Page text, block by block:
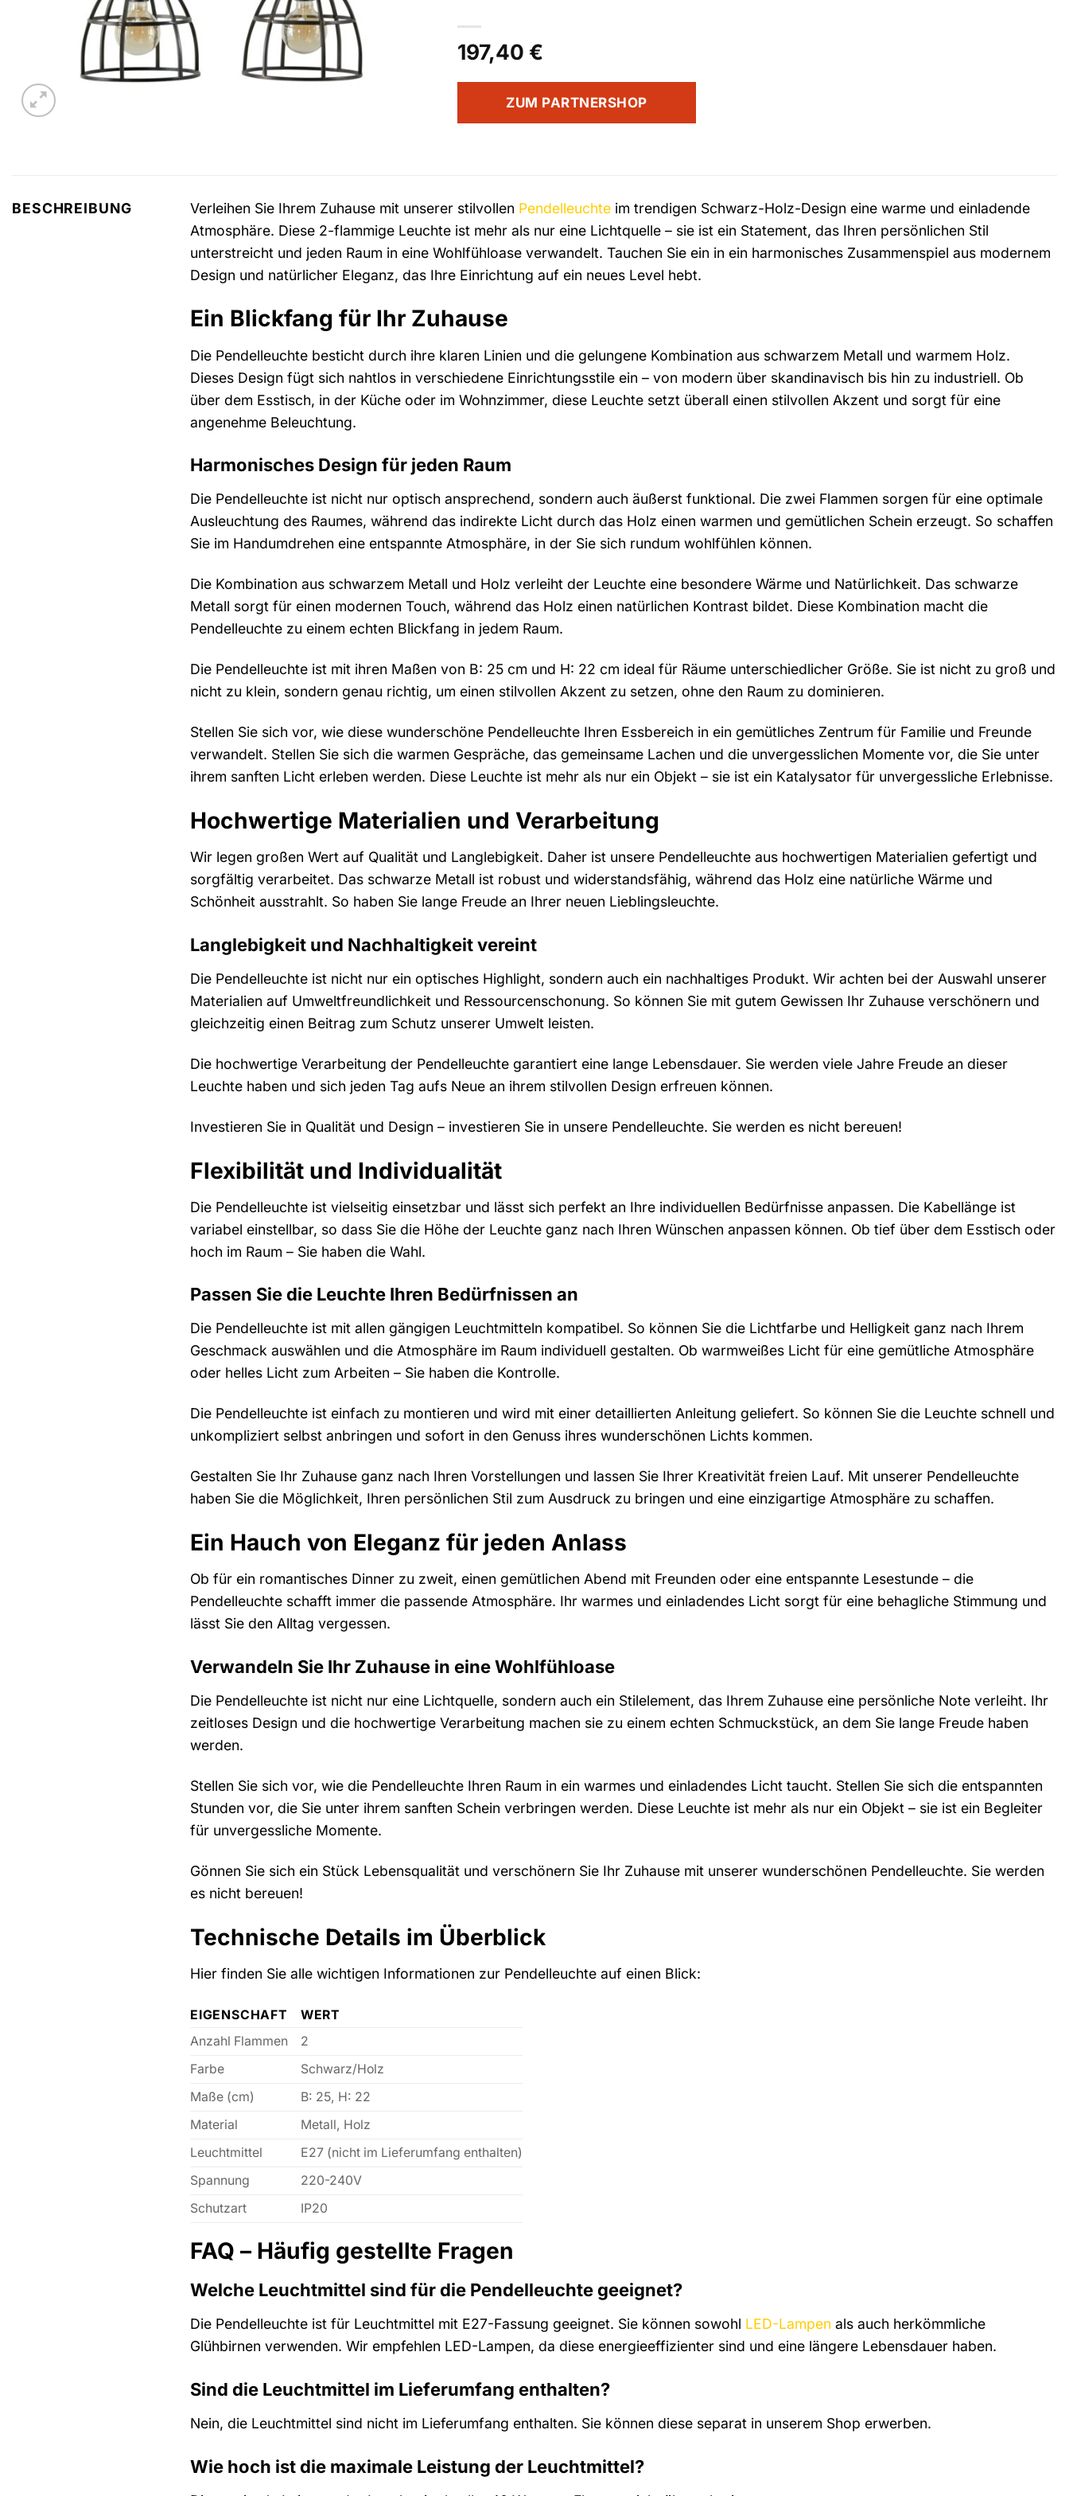
197,40 €
ZUM PARTNERSHOP
BESCHREIBUNG Verleihen Sie Ihrem Zuhause mit unserer stilvollen Pendelleuchte im trendigen Schwarz-Holz-Design eine warme und einladende
Atmosphäre. Diese 2-flammige Leuchte ist mehr als nur eine Lichtquelle – sie ist ein Statement, das Ihren persönlichen Stil
unterstreicht und jeden Raum in eine Wohlfühloase verwandelt. Tauchen Sie ein in ein harmonisches Zusammenspiel aus modernem
Design und natürlicher Eleganz, das Ihre Einrichtung auf ein neues Level hebt.
Ein Blickfang für Ihr Zuhause
Die Pendelleuchte besticht durch ihre klaren Linien und die gelungene Kombination aus schwarzem Metall und warmem Holz.
Dieses Design fügt sich nahtlos in verschiedene Einrichtungsstile ein – von modern über skandinavisch bis hin zu industriell. Ob
über dem Esstisch, in der Küche oder im Wohnzimmer, diese Leuchte setzt überall einen stilvollen Akzent und sorgt für eine
angenehme Beleuchtung.
Harmonisches Design für jeden Raum
Die Pendelleuchte ist nicht nur optisch ansprechend, sondern auch äußerst funktional. Die zwei Flammen sorgen für eine optimale
Ausleuchtung des Raumes, während das indirekte Licht durch das Holz einen warmen und gemütlichen Schein erzeugt. So schaffen
Sie im Handumdrehen eine entspannte Atmosphäre, in der Sie sich rundum wohlfühlen können.
Die Kombination aus schwarzem Metall und Holz verleiht der Leuchte eine besondere Wärme und Natürlichkeit. Das schwarze
Metall sorgt für einen modernen Touch, während das Holz einen natürlichen Kontrast bildet. Diese Kombination macht die
Pendelleuchte zu einem echten Blickfang in jedem Raum.
Die Pendelleuchte ist mit ihren Maßen von B: 25 cm und H: 22 cm ideal für Räume unterschiedlicher Größe. Sie ist nicht zu groß und
nicht zu klein, sondern genau richtig, um einen stilvollen Akzent zu setzen, ohne den Raum zu dominieren.
Stellen Sie sich vor, wie diese wunderschöne Pendelleuchte Ihren Essbereich in ein gemütliches Zentrum für Familie und Freunde
verwandelt. Stellen Sie sich die warmen Gespräche, das gemeinsame Lachen und die unvergesslichen Momente vor, die Sie unter
ihrem sanften Licht erleben werden. Diese Leuchte ist mehr als nur ein Objekt – sie ist ein Katalysator für unvergessliche Erlebnisse.
Hochwertige Materialien und Verarbeitung
Wir legen großen Wert auf Qualität und Langlebigkeit. Daher ist unsere Pendelleuchte aus hochwertigen Materialien gefertigt und
sorgfältig verarbeitet. Das schwarze Metall ist robust und widerstandsfähig, während das Holz eine natürliche Wärme und
Schönheit ausstrahlt. So haben Sie lange Freude an Ihrer neuen Lieblingsleuchte.
Langlebigkeit und Nachhaltigkeit vereint
Die Pendelleuchte ist nicht nur ein optisches Highlight, sondern auch ein nachhaltiges Produkt. Wir achten bei der Auswahl unserer
Materialien auf Umweltfreundlichkeit und Ressourcenschonung. So können Sie mit gutem Gewissen Ihr Zuhause verschönern und
gleichzeitig einen Beitrag zum Schutz unserer Umwelt leisten.
Die hochwertige Verarbeitung der Pendelleuchte garantiert eine lange Lebensdauer. Sie werden viele Jahre Freude an dieser
Leuchte haben und sich jeden Tag aufs Neue an ihrem stilvollen Design erfreuen können.
Investieren Sie in Qualität und Design – investieren Sie in unsere Pendelleuchte. Sie werden es nicht bereuen!
Flexibilität und Individualität
Die Pendelleuchte ist vielseitig einsetzbar und lässt sich perfekt an Ihre individuellen Bedürfnisse anpassen. Die Kabellänge ist
variabel einstellbar, so dass Sie die Höhe der Leuchte ganz nach Ihren Wünschen anpassen können. Ob tief über dem Esstisch oder
hoch im Raum – Sie haben die Wahl.
Passen Sie die Leuchte Ihren Bedürfnissen an
Die Pendelleuchte ist mit allen gängigen Leuchtmitteln kompatibel. So können Sie die Lichtfarbe und Helligkeit ganz nach Ihrem
Geschmack auswählen und die Atmosphäre im Raum individuell gestalten. Ob warmweißes Licht für eine gemütliche Atmosphäre
oder helles Licht zum Arbeiten – Sie haben die Kontrolle.
Die Pendelleuchte ist einfach zu montieren und wird mit einer detaillierten Anleitung geliefert. So können Sie die Leuchte schnell und
unkompliziert selbst anbringen und sofort in den Genuss ihres wunderschönen Lichts kommen.
Gestalten Sie Ihr Zuhause ganz nach Ihren Vorstellungen und lassen Sie Ihrer Kreativität freien Lauf. Mit unserer Pendelleuchte
haben Sie die Möglichkeit, Ihren persönlichen Stil zum Ausdruck zu bringen und eine einzigartige Atmosphäre zu schaffen.
Ein Hauch von Eleganz für jeden Anlass
Ob für ein romantisches Dinner zu zweit, einen gemütlichen Abend mit Freunden oder eine entspannte Lesestunde – die
Pendelleuchte schafft immer die passende Atmosphäre. Ihr warmes und einladendes Licht sorgt für eine behagliche Stimmung und
lässt Sie den Alltag vergessen.
Verwandeln Sie Ihr Zuhause in eine Wohlfühloase
Die Pendelleuchte ist nicht nur eine Lichtquelle, sondern auch ein Stilelement, das Ihrem Zuhause eine persönliche Note verleiht. Ihr
zeitloses Design und die hochwertige Verarbeitung machen sie zu einem echten Schmuckstück, an dem Sie lange Freude haben
werden.
Stellen Sie sich vor, wie die Pendelleuchte Ihren Raum in ein warmes und einladendes Licht taucht. Stellen Sie sich die entspannten
Stunden vor, die Sie unter ihrem sanften Schein verbringen werden. Diese Leuchte ist mehr als nur ein Objekt – sie ist ein Begleiter
für unvergessliche Momente.
Gönnen Sie sich ein Stück Lebensqualität und verschönern Sie Ihr Zuhause mit unserer wunderschönen Pendelleuchte. Sie werden
es nicht bereuen!
Technische Details im Überblick
Hier finden Sie alle wichtigen Informationen zur Pendelleuchte auf einen Blick:
EIGENSCHAFT
WERT
Anzahl Flammen
2
Farbe
Schwarz/Holz
Maße (cm)
B: 25, H: 22
Material
Metall, Holz
Leuchtmittel
E27 (nicht im Lieferumfang enthalten)
Spannung
220-240V
Schutzart
IP20
FAQ – Häufig gestellte Fragen
Welche Leuchtmittel sind für die Pendelleuchte geeignet?
Die Pendelleuchte ist für Leuchtmittel mit E27-Fassung geeignet. Sie können sowohl LED-Lampen als auch herkömmliche
Glühbirnen verwenden. Wir empfehlen LED-Lampen, da diese energieeffizienter sind und eine längere Lebensdauer haben.
Sind die Leuchtmittel im Lieferumfang enthalten?
Nein, die Leuchtmittel sind nicht im Lieferumfang enthalten. Sie können diese separat in unserem Shop erwerben.
Wie hoch ist die maximale Leistung der Leuchtmittel?